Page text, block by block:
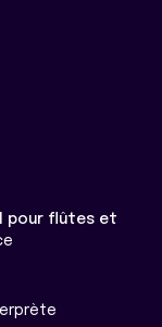
pour flûtes et